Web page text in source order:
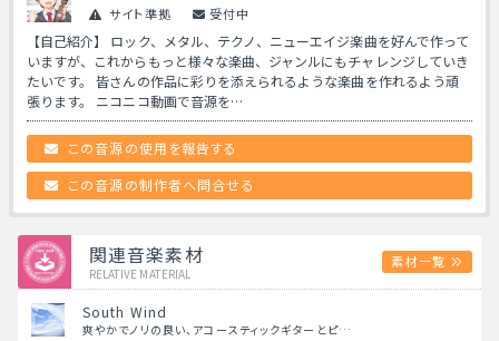
サイト準拠 受付中
【自己紹介】 ロック、メタル、テクノ、ニューエイジ楽曲を好んで作って
いますが、これからもっと様々な楽曲、ジャンルにもチャレンジしていき
たいです。 皆さんの作品に彩りを添えられるような楽曲を作れるよう頑
張ります。 ニコニコ動画で音源を…
この音源の使用を報告する
この音源の制作者へ問合せる
関連音楽素材
RELATIVE MATERIAL
素材一覧
South Wind
爽やかでノリの良い、アコースティックギターとピ…